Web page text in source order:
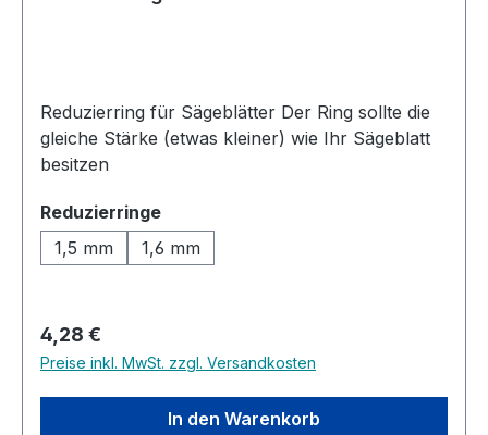
Reduzierring für Sägeblätter Der Ring sollte die
gleiche Stärke (etwas kleiner) wie Ihr Sägeblatt
besitzen
Reduzierringeauswählen
1,5 mm
1,6 mm
Regulärer Preis:
4,28 €
Preise inkl. MwSt. zzgl. Versandkosten
In den Warenkorb